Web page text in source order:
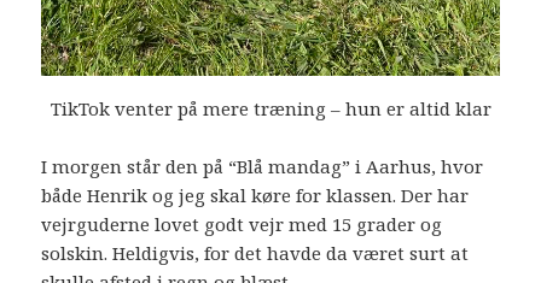
TikTok venter på mere træning – hun er altid klar
I morgen står den på “Blå mandag” i Aarhus, hvor
både Henrik og jeg skal køre for klassen. Der har
vejrguderne lovet godt vejr med 15 grader og
solskin. Heldigvis, for det havde da været surt at